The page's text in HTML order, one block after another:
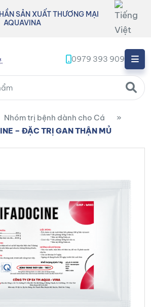
SẢN XUẤT THƯƠNG MẠI
AQUAVINA
0979 393 909
Nhóm trị bệnh dành cho Cá
»
– ĐẶC TRỊ GAN THẬN MỦ